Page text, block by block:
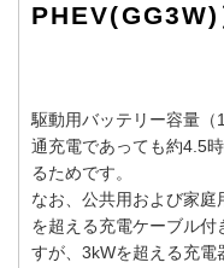
PHEV(GG3W)
駆動用バッテリー容量
通充電であっても約4.5
るためです。
なお、公共用および家
を超える充電ケーブル
すが、3kWを超える充